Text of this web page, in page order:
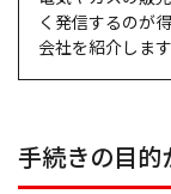
く発信するのが
会社を紹介します
手続きの目的